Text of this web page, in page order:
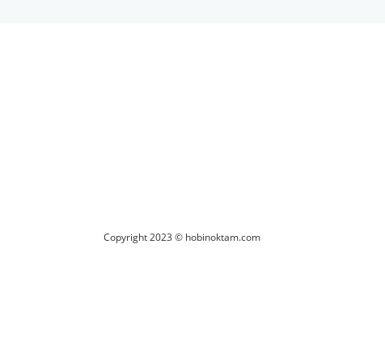
Copyright 2023 © hobinoktam.com